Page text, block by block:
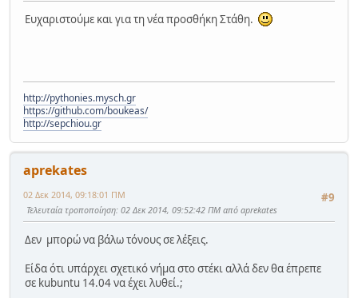
Ευχαριστούμε και για τη νέα προσθήκη Στάθη.
http://pythonies.mysch.gr
https://github.com/boukeas/
http://sepchiou.gr
aprekates
#9
02 Δεκ 2014, 09:18:01 ΠΜ
Τελευταία τροποποίηση: 02 Δεκ 2014, 09:52:42 ΠΜ από aprekates
Δεν μπορώ να βάλω τόνους σε λέξεις.
Είδα ότι υπάρχει σχετικό νήμα στο στέκι αλλά δεν θα έπρεπε
σε kubuntu 14.04 να έχει λυθεί.;